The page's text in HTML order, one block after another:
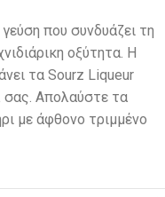
που συνδυάζει τη
οξύτητα. Η
τα Sourz Liqueur
σας. Απολαύστε τα
με άφθονο τριμμένο